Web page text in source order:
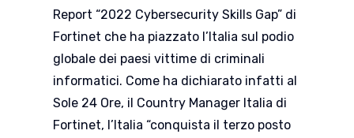
Report “2022 Cybersecurity Skills Gap” di
Fortinet che ha piazzato l’Italia sul podio
globale dei paesi vittime di criminali
informatici. Come ha dichiarato infatti al
Sole 24 Ore, il Country Manager Italia di
Fortinet, l’Italia “conquista il terzo posto